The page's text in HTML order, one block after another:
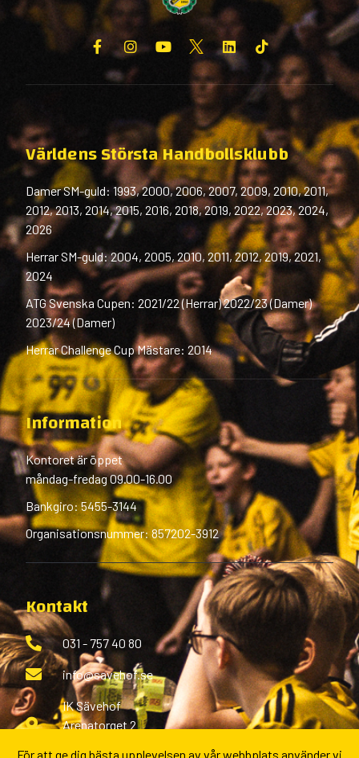
Världens Största Handbollsklubb
Damer SM-guld: 1993, 2000, 2006, 2007, 2009, 2010, 2011,
2012, 2013, 2014, 2015, 2016, 2018, 2019, 2022, 2023, 2024,
2026
Herrar SM-guld: 2004, 2005, 2010, 2011, 2012, 2019, 2021,
2024
ATG Svenska Cupen: 2021/22 (Herrar) 2022/23 (Damer)
2023/24 (Damer)
Herrar Challenge Cup Mästare: 2014
Information
Kontoret är öppet
måndag-fredag 09.00-16.00
Bankgiro: 5455-3144
Organisationsnummer: 857202-3912
Kontakt
031 - 757 40 80
info@savehof.se
IK Sävehof
Arenatorget 2
För att ge dig bästa upplevelsen av vår webbplats använder vi